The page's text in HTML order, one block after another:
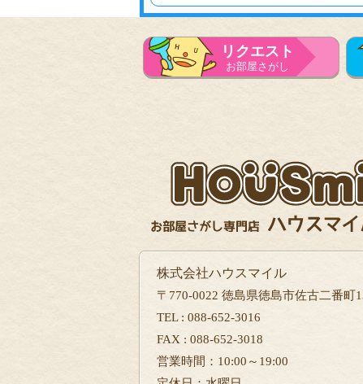
リクエスト
お部屋さがし
株式会社ハウスマイル
〒770-0022 徳島県徳島市佐古二番町
TEL : 088-652-3016
FAX : 088-652-3018
営業時間：10:00～19:00